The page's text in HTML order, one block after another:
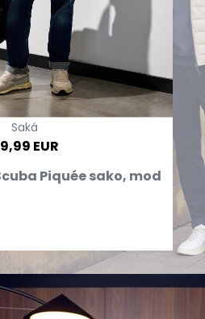
Saká
EUR
Piquée sako, mod